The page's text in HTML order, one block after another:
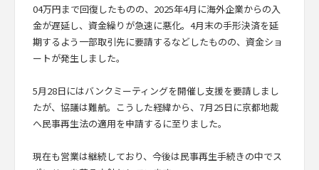
04万円まで回復したものの、2025年4月に海外企業からの入
金が遅延し、資金繰りが急速に悪化。4月末の手形決済を延
期するよう一部取引先に要請するなどしたものの、資金ショ
ートが発生しました。
5月28日にはバンクミーティングを開催し支援を要請しまし
たが、協議は難航。こうした経緯から、7月25日に京都地裁
へ民事再生法の適用を申請するに至りました。
現在も営業は継続しており、今後は民事再生手続きの中でス